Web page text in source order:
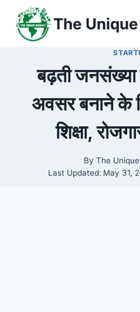
content
The
बढ़ती जनसंख्या
अवसर बनाने के
शिक्षा,
By The
Last Updated: May 31,